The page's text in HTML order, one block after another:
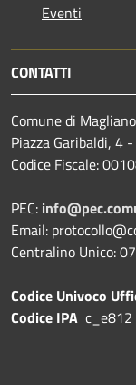
Eventi
CONTATTI
Comune di
Piazza Garibaldi, 4
Codice Fiscale:
PEC:
Email:
Centralino Unico:
Codice Univoco
Codice IPA c_e812